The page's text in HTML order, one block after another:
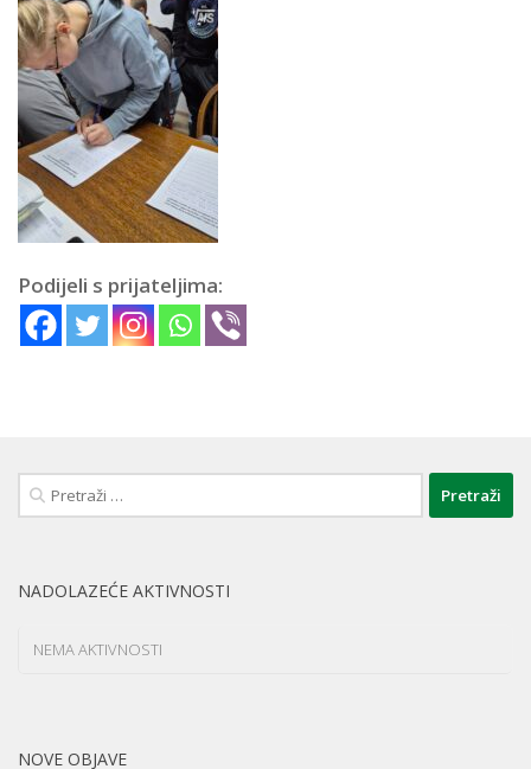
Podijeli s prijateljima:
Pretraži:
NADOLAZEĆE AKTIVNOSTI
NEMA AKTIVNOSTI
NOVE OBJAVE